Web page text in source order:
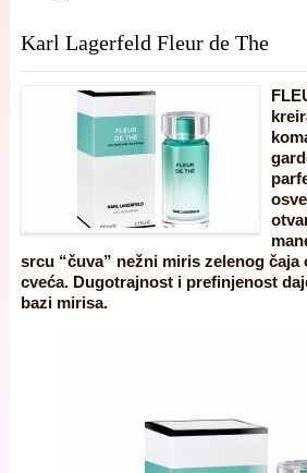
Karl Lagerfeld Fleur de The
srcu “čuva” nežni miris zelenog čaja
cveća. Dugotrajnost i prefinjenost
bazi mirisa.